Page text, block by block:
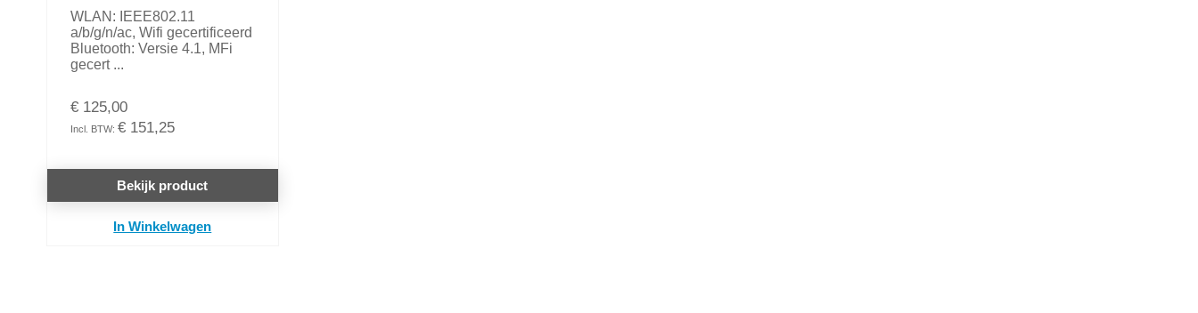
WLAN: IEEE802.11
a/b/g/n/ac, Wifi gecertificeerd
Bluetooth: Versie 4.1, MFi
gecert ...
€ 125,00
€ 151,25
Bekijk product
In Winkelwagen